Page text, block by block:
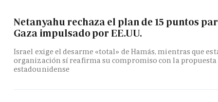
Netanyahu rechaza el plan de 15 puntos
Gaza impulsado por EE.UU.
Israel exige el desarme «total» de Hamás, mientras que
organización sí reafirma su compromiso con la propuesta
estadounidense